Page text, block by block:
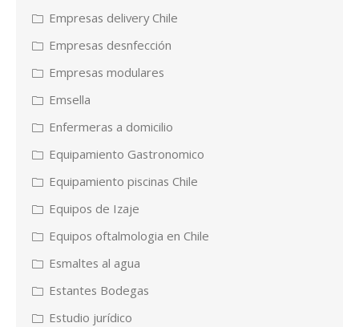
Empresas delivery Chile
Empresas desnfección
Empresas modulares
Emsella
Enfermeras a domicilio
Equipamiento Gastronomico
Equipamiento piscinas Chile
Equipos de Izaje
Equipos oftalmologia en Chile
Esmaltes al agua
Estantes Bodegas
Estudio jurídico